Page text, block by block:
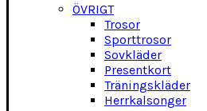
ÖVRIGT
Trosor
Sporttrosor
Sovkläder
Presentkort
Träningskläder
Herrkalsonger